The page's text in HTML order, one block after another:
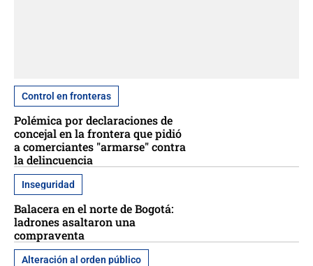
Control en fronteras
Polémica por declaraciones de
concejal en la frontera que pidió
a comerciantes "armarse" contra
la delincuencia
Inseguridad
Balacera en el norte de Bogotá:
ladrones asaltaron una
compraventa
Alteración al orden público